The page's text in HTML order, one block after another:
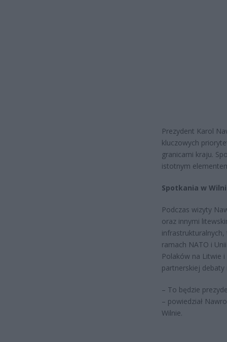
Prezydent Karol
kluczowych
granicami kraju.
istotnym
Spotkania w
Podczas wizyty
oraz innymi
ramach NATO i
Polaków na Litwie
partnerskiej
– To będzie
– powiedział
Wilnie.